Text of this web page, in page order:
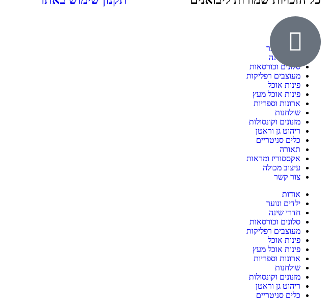
ילדים ונוער
חדרי שינה
סלונים וכורסאות
מעוצבים רפליקות
פינות אוכל
פינות אוכל מעץ
ארונות וספריות
שולחנות
מזנונים וקונסולות
ריהוט גן וראטן
כלים סניטריים
תאורה
אקססוריז ומראות
עיצוב מכולה
צור קשר
אודות
ילדים ונוער
חדרי שינה
סלונים וכורסאות
מעוצבים רפליקות
פינות אוכל
פינות אוכל מעץ
ארונות וספריות
שולחנות
מזנונים וקונסולות
ריהוט גן וראטן
כלים סניטריים